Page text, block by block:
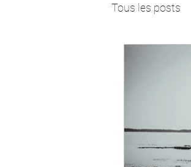
Tous les posts